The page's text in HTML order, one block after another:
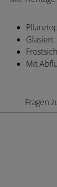
Glasiert
Mit
Fragen